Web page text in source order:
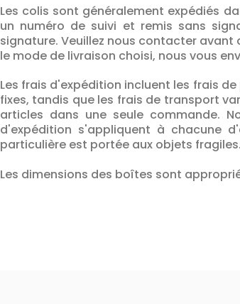
Les colis sont généralement expédiés
un numéro de suivi et remis sans
signature. Veuillez nous contacter avant
le mode de livraison choisi, nous vous
Les frais d'expédition incluent les frais
fixes, tandis que les frais de transport
articles dans une seule commande.
d'expédition s'appliquent à chacune
particulière est portée aux objets fragiles.
Les dimensions des boîtes sont